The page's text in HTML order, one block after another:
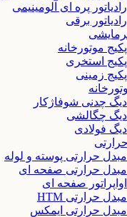
رادیاتور پره ای آلومینیمی
رادیاتور برقی
پکیج موتورخانه
پکیج استخری
پکیج زمینی
دیگ چدنی شوفاژکار
دیگ چگالشی
دیگ فولادی
مبدل حرارتی پوسته و لوله
مبدل حرارتی صفحه ای
اواپراتور صفحه ای
مبدل حرارتی HTM
مبدل حرارتی ایمکس